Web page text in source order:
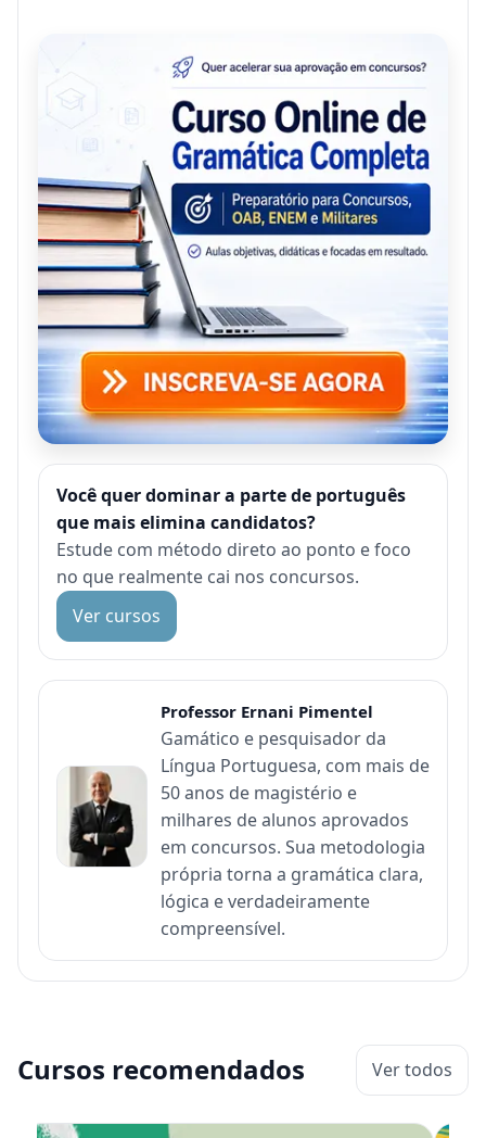
Você quer dominar a parte de português
que mais elimina candidatos?
Estude com método direto ao ponto e foco
no que realmente cai nos concursos.
Ver cursos
Professor Ernani Pimentel
Gamático e pesquisador da
Língua Portuguesa, com mais de
50 anos de magistério e
milhares de alunos aprovados
em concursos. Sua metodologia
própria torna a gramática clara,
lógica e verdadeiramente
compreensível.
Cursos recomendados Ver todos